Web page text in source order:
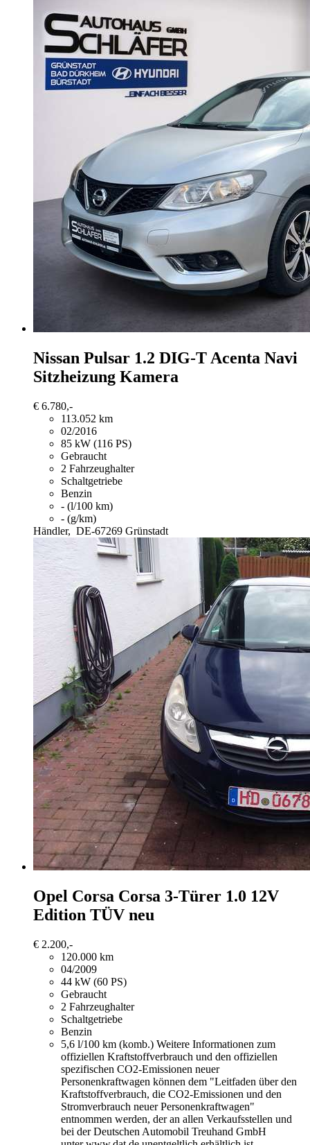
Nissan Pulsar 1.2 DIG-T Acenta Navi
Sitzheizung Kamera
€ 6.780,-
113.052 km
02/2016
85 kW (116 PS)
Gebraucht
2 Fahrzeughalter
Schaltgetriebe
Benzin
- (l/100 km)
- (g/km)
Händler, DE-67269 Grünstadt
Opel Corsa Corsa 3-Türer 1.0 12V
Edition TÜV neu
€ 2.200,-
120.000 km
04/2009
44 kW (60 PS)
Gebraucht
2 Fahrzeughalter
Schaltgetriebe
Benzin
5,6 l/100 km (komb.) Weitere Informationen zum
offiziellen Kraftstoffverbrauch und den offiziellen
spezifischen CO2-Emissionen neuer
Personenkraftwagen können dem "Leitfaden über den
Kraftstoffverbrauch, die CO2-Emissionen und den
Stromverbrauch neuer Personenkraftwagen"
entnommen werden, der an allen Verkaufsstellen und
bei der Deutschen Automobil Treuhand GmbH